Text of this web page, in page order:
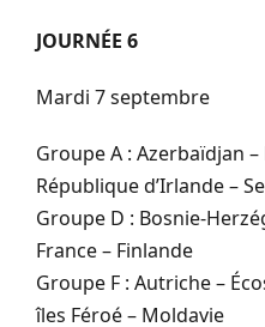
JOURNÉE 6
Mardi 7 septembre
Groupe A : Azerbaïdjan
République d’Irlande –
Groupe D : Bosnie-
France – Finlande
Groupe F : Autriche –
îles Féroé – Moldavie